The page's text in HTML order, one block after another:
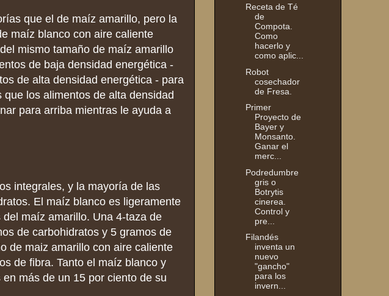
que el de maíz amarillo, pero la
maíz blanco con aire caliente
mismo tamaño de maíz amarillo
de baja densidad energética -
de alta densidad energética - para
los alimentos de alta densidad
para arriba mientras le ayuda a
integrales, y la mayoría de las
El maíz blanco es ligeramente
maíz amarillo. Una 4-taza de
de carbohidratos y 5 gramos de
de maiz amarillo con aire caliente
de fibra. Tanto el maíz blanco y
más de un 15 por ciento de su
Receta de Té
de
Compota.
Como
hacerlo y
como aplic...
Robot
cosechador
de Fresa.
Primer
Proyecto de
Bayer y
Monsanto.
Ganar el
merc...
Podredumbre
gris o
Botrytis
cinerea.
Control y
pre...
Filandés
inventa un
nuevo
"gancho"
para los
invern...